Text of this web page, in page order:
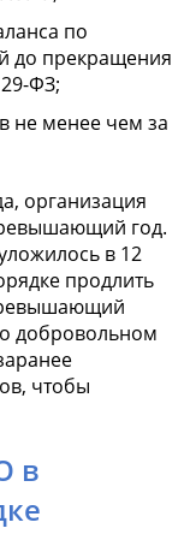
по
до прекращения
ФЗ;
не менее чем за
организация
год.
в 12
продлить
добровольном
чтобы
в